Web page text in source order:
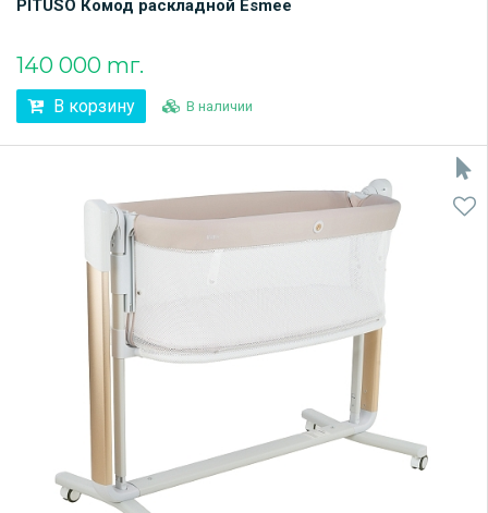
PITUSO Комод раскладной Esmee
140 000 тг.
В корзину В наличии